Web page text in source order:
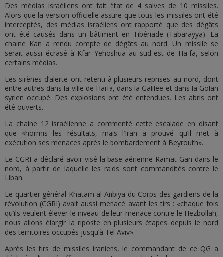
Des médias israéliens ont fait état de 4 salves de 10 missiles.
Alors que la version officielle assure que tous les missiles ont été
interceptés, des médias israéliens ont rapporté que des dégâts
ont été causés dans un bâtiment en Tibériade (Tabarayya). La
chaine Kan a rendu compte de dégâts au nord. Un missile se
serait aussi écrasé à Kfar Yehoshua au sud-est de Haïfa, selon
certains médias.
Les sirènes d’alerte ont retenti à plusieurs reprises au nord, dont
entre autres dans la ville de Haïfa, dans la Galilée et dans la Golan
syrien occupé. Des explosions ont été entendues. Les abris ont
été ouverts.
La chaine 12 israélienne a commenté cette escalade en disant
que «hormis les résultats, mais l’Iran a prouvé qu’il met à
exécution ses menaces après le bombardement à Beyrouth».
Le CGRI a déclaré avoir visé la base aérienne Ramat Gan dans le
nord, à partir de laquelle les raids sont commandités contre le
Liban.
Le quartier général Khatam al-Anbiya du Corps des gardiens de la
révolution (CGRI) avait aussi menacé avant les tirs : «chaque fois
qu’ils veulent élever le niveau de leur menace contre le Hezbollah,
nous allons élargir la riposte en plusieurs étapes depuis le nord
des territoires occupés jusqu’à Tel Aviv».
Après les tirs de missiles iraniens, le commandant de ce QG a